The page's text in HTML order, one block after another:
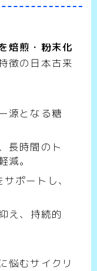
焙煎・粉末化
徴の日本古来
源となる糖
長時間のト
減。
ポートし、
え、持続的
悩むサイクリ